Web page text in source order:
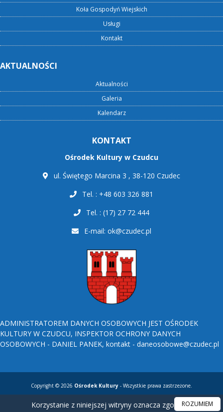
Koła Gospodyń Wiejskich
Usługi
Kontakt
AKTUALNOŚCI
Aktualności
Galeria
Kalendarz
KONTAKT
Ośrodek Kultury w Czudcu
ul. Świętego Marcina 3 , 38-120 Czudec
Tel. : +48 603 326 881
Tel. : (17) 27 72 444
E-mail: ok@czudec.pl
ADMINISTRATOREM DANYCH OSOBOWYCH JEST OŚRODEK
KULTURY W CZUDCU, INSPEKTOR OCHRONY DANYCH
OSOBOWYCH - DANIEL PANEK, kontakt - daneosobowe@czudec.pl
Copyright © 2026 Ośrodek Kultury - Wszystkie prawa zastrzeżone.
Korzystanie z niniejszej witryny oznacza zgodę naROZUMIEM